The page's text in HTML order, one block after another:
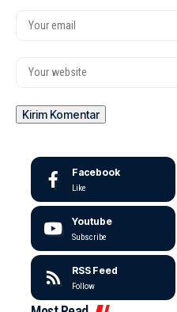
Facebook
Like
Youtube
Subscribe
RSS Feed
Follow